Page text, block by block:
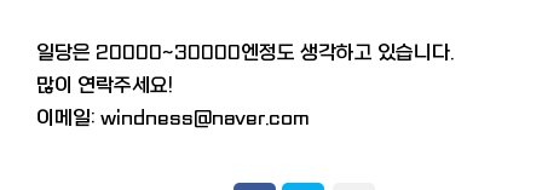
일당은 20000~30000엔정도 생각하고 있습니다.
많이 연락주세요!
이메일: windness@naver.com